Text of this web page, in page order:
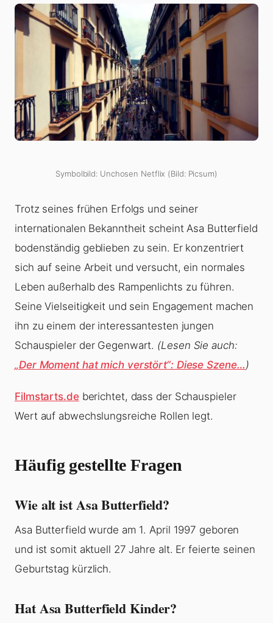
Symbolbild: Unchosen Netflix (Bild: Picsum)
Trotz seines frühen Erfolgs und seiner
internationalen Bekanntheit scheint Asa Butterfield
bodenständig geblieben zu sein. Er konzentriert
sich auf seine Arbeit und versucht, ein normales
Leben außerhalb des Rampenlichts zu führen.
Seine Vielseitigkeit und sein Engagement machen
ihn zu einem der interessantesten jungen
Schauspieler der Gegenwart. (Lesen Sie auch:
„Der Moment hat mich verstört“: Diese Szene…)
Filmstarts.deberichtet, dass der Schauspieler
Wert auf abwechslungsreiche Rollen legt.
Häufig gestellte Fragen
Wie alt ist Asa Butterfield?
Asa Butterfield wurde am 1. April 1997 geboren
und ist somit aktuell 27 Jahre alt. Er feierte seinen
Geburtstag kürzlich.
Hat Asa Butterfield Kinder?